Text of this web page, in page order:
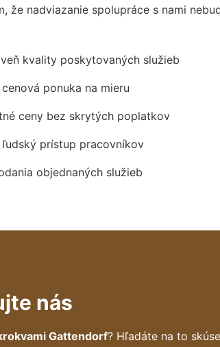
že nadviazanie spolupráce s nami
kvality poskytovaných služieb
ponuka na mieru
ceny bez skrytých poplatkov
prístup pracovníkov
objednaných služieb
nás
Gattendorf? Hľadáte na to